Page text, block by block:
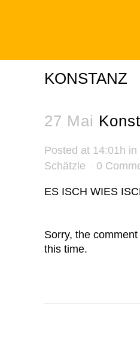
KONSTANZ
27 Mai
Posted at 14:01h in
Schätzle
0
ES ISCH WIES
Sorry, the
this time.